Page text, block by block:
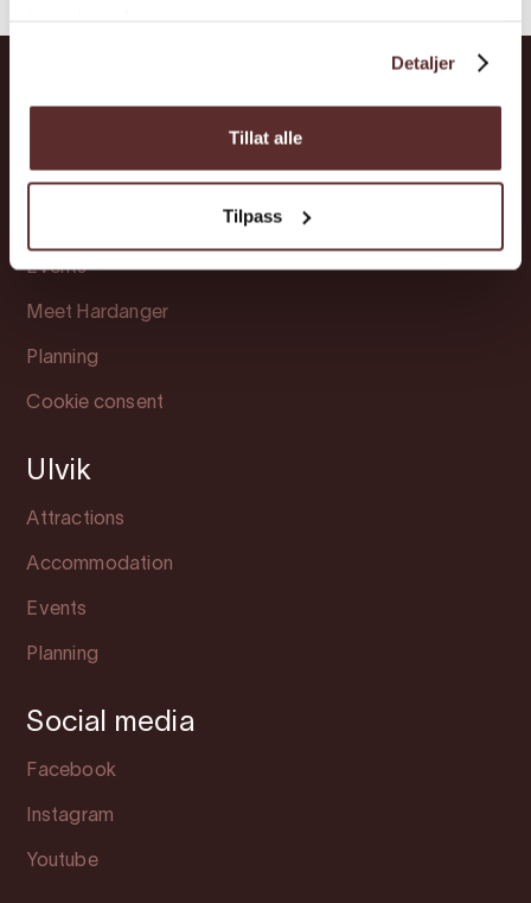
Detaljer
Tillat alle
Tilpass
Attractions
Events
Meet Hardanger
Planning
Cookie consent
Ulvik
Attractions
Accommodation
Events
Planning
Social media
Facebook
Instagram
Youtube